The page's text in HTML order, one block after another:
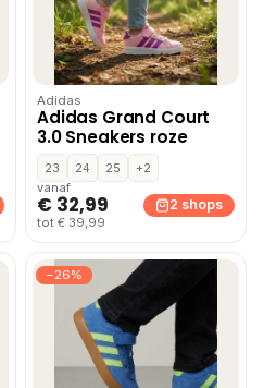
Adidas
Adidas Grand Court
3.0 Sneakers roze
23 24 25
+2
vanaf
€ 32,99
tot € 39,99
2 shops
−26%